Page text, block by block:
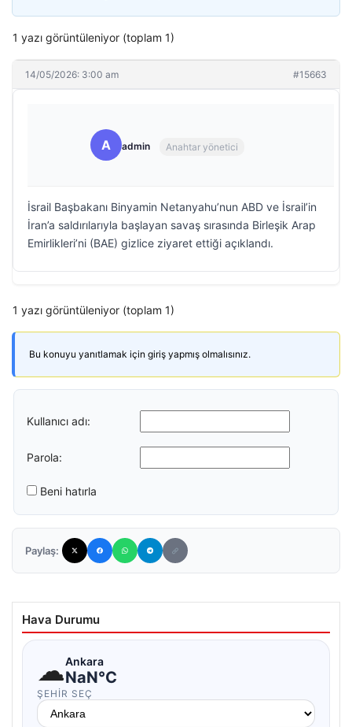
1 yazı görüntüleniyor (toplam 1)
14/05/2026: 3:00 am #15663
A admin Anahtar yönetici
İsrail Başbakanı Binyamin Netanyahu’nun ABD ve İsrail’in
İran’a saldırılarıyla başlayan savaş sırasında Birleşik Arap
Emirlikleri’ni (BAE) gizlice ziyaret ettiği açıklandı.
1 yazı görüntüleniyor (toplam 1)
Bu konuyu yanıtlamak için giriş yapmış olmalısınız.
Kullanıcı adı:
Parola:
Beni hatırla
Paylaş:
Hava Durumu
☁Ankara
NaN°C
ŞEHIR SEÇ